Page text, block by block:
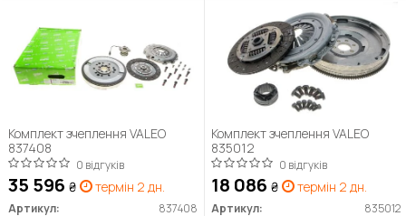
Комплект зчеплення VALEO
837408
0 відгуків
35 596 ₴ термін 2 дн.
Артикул:
837408
Комплект зчеплення VALEO
835012
0 відгуків
18 086 ₴ термін 2 дн.
Артикул:
835012